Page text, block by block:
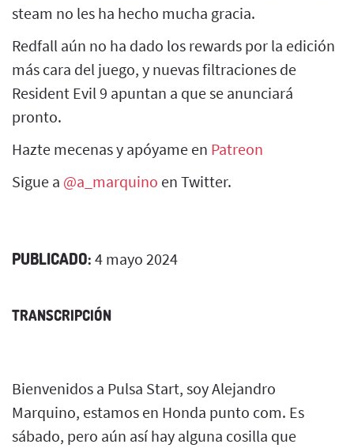
steam no les ha hecho mucha gracia.
Redfall aún no ha dado los rewards por la edición
más cara del juego, y nuevas filtraciones de
Resident Evil 9 apuntan a que se anunciará
pronto.
Hazte mecenas y apóyame en Patreon
Sigue a @a_marquino en Twitter.
PUBLICADO: 4 mayo 2024
TRANSCRIPCIÓN
Bienvenidos a Pulsa Start, soy Alejandro
Marquino, estamos en Honda punto com. Es
sábado, pero aún así hay alguna cosilla que